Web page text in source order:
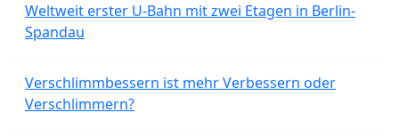
Weltweit erster U-Bahn mit zwei Etagen in Berlin-
Spandau
Verschlimmbessern ist mehr Verbessern oder
Verschlimmern?